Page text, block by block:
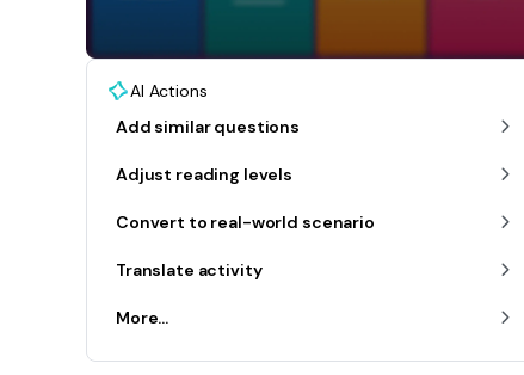
AI Actions
Add similar questions
Adjust reading levels
Convert to real-world scenario
Translate activity
More...